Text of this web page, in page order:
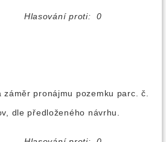
7 Hlasování proti: 0
záměr pronájmu pozemku parc. č.
dle předloženého návrhu.